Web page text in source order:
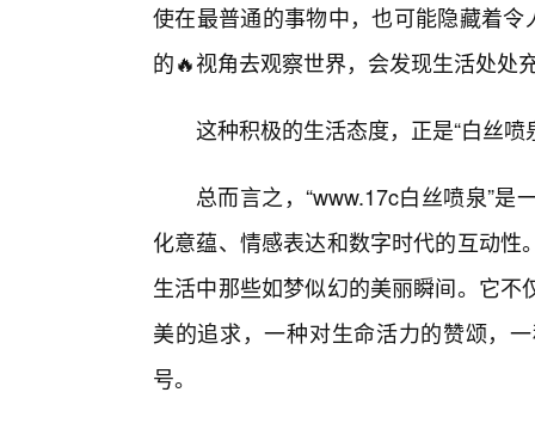
使在最普通的事物中，也可能隐藏着
的🔥视角去观察世界，会发现生活处处
这种积极的生活态度，正是“白丝
总而言之，“www.17c白丝喷泉”
化意蕴、情感表达和数字时代的互动
生活中那些如梦似幻的美丽瞬间。它
美的追求，一种对生命活力的赞颂，
号。